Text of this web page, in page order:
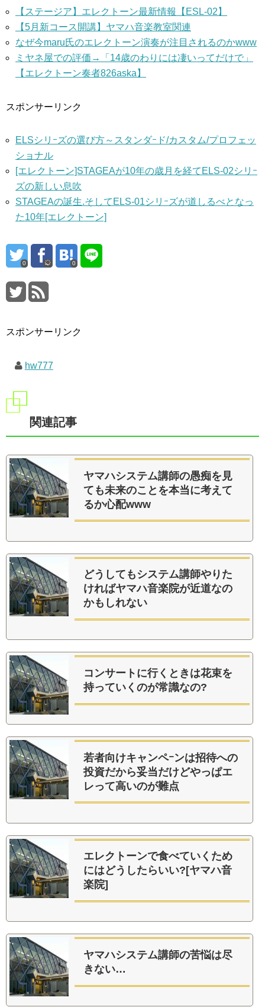
【ステージア】エレクトーン最新情報【ESL-02】
【5月新コース開講】ヤマハ音楽教室関連
なぜ今maru氏のエレクトーン演奏が注目されるのかwww
ミヤネ屋での評価→「14歳のわりには凄いってだけで」
【エレクトーン奏者826aska】
スポンサーリンク
ELSシリｰズの選び方～スタンダｰド/カスタム/プロフェッ
ショナル
[エレクトーン]STAGEAが10年の歳月を経てELS-02シリｰ
ズの新しい息吹
STAGEAの誕生.そしてELS-01シリｰズが道しるべとなっ
た10年[エレクトーン]
0 0
スポンサーリンク
hw777
関連記事
ヤマハシステム講師の愚痴を見
ても未来のことを本当に考えて
るか心配www
どうしてもシステム講師やりた
ければヤマハ音楽院が近道なの
かもしれない
コンサートに行くときは花束を
持っていくのが常識なの?
若者向けキャンペｰンは招待への
投資だから妥当だけどやっぱエ
レって高いのが難点
エレクトーンで食べていくため
にはどうしたらいい?[ヤマハ音
楽院]
ヤマハシステム講師の苦悩は尽
きない…